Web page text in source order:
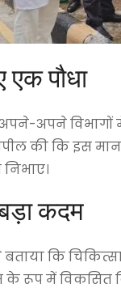
एक पौधा
अपने-अपने
से अपील की कि
कदम
कि
रूप में विकसित